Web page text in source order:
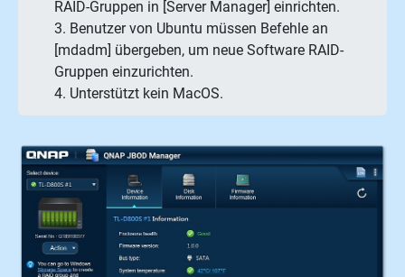
RAID-Gruppen in [Server Manager] einrichten.
3. Benutzer von Ubuntu müssen Befehle an
[mdadm] übergeben, um neue Software RAID-
Gruppen einzurichten.
4. Unterstützt kein MacOS.